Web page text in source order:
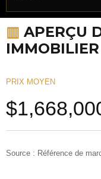
▥ APERÇU
PRIX MOYEN
Source : Référence de